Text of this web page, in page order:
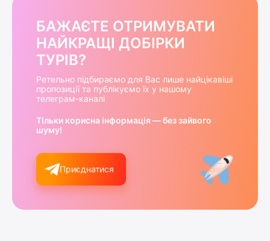
БАЖАЄТЕ ОТРИМУВАТИ
НАЙКРАЩІ ДОБІРКИ
ТУРІВ?
Ретельно підбираємо для Вас лише найцікавіші
пропозиції та публікуємо їх у нашому
телеграм-каналі
Тільки корисна інформація — без зайвого
шуму!
Приєднатися